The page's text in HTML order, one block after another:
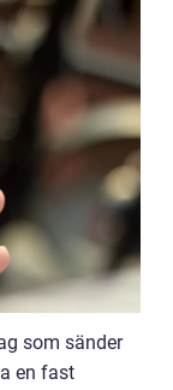
som sänder
en fast